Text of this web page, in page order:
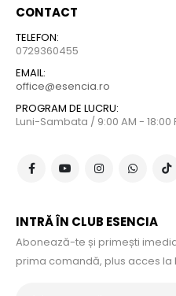
CONTACT
TELEFON:
0729360455
EMAIL:
office@esencia.ro
PROGRAM DE LUCRU:
Luni-Sambata / 9:00 AM - 18:00
INTRĂ ÎN CLUB ESENCIA
Abonează-te și primești
prima comandă, plus acces la